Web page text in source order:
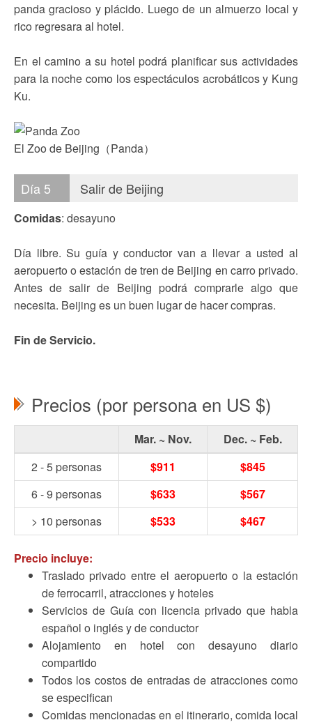
panda gracioso y plácido. Luego de un almuerzo local y
rico regresara al hotel.
En el camino a su hotel podrá planificar sus actividades
para la noche como los espectáculos acrobáticos y Kung
Ku.
El Zoo de Beijing（Panda）
Día 5 Salir de Beijing
Comidas: desayuno
Día libre. Su guía y conductor van a llevar a usted al
aeropuerto o estación de tren de Beijing en carro privado.
Antes de salir de Beijing podrá comprarle algo que
necesita. Beijing es un buen lugar de hacer compras.
Fin de Servicio.
Precios (por persona en US $)
Mar. ~ Nov.
Dec. ~ Feb.
2 - 5 personas
$911
$845
6 - 9 personas
$633
$567
> 10 personas
$533 $467
Precio incluye:
Traslado privado entre el aeropuerto o la estación
de ferrocarril, atracciones y hoteles
Servicios de Guía con licencia privado que habla
español o inglés y de conductor
Alojamiento en hotel con desayuno diario
compartido
Todos los costos de entradas de atracciones como
se especifican
Comidas mencionadas en el itinerario, comida local